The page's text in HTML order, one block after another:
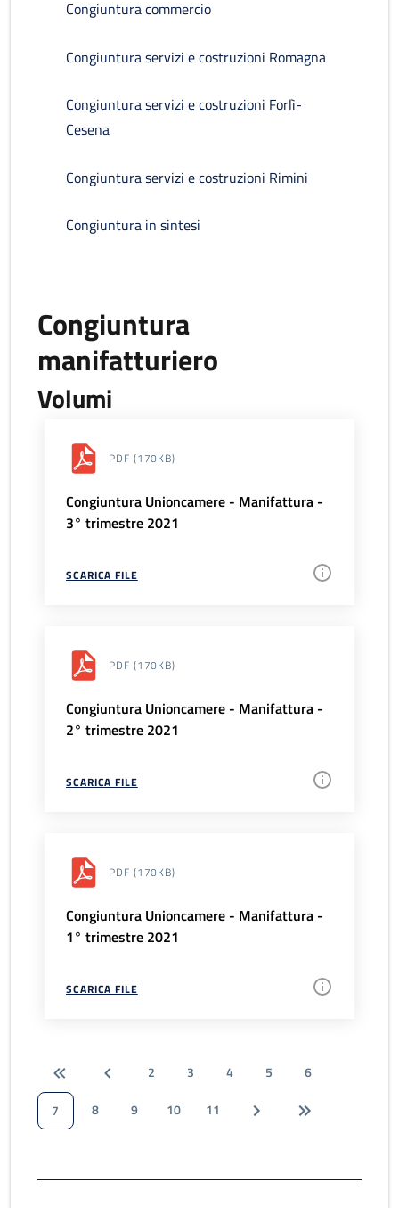
Congiuntura commercio
Congiuntura servizi e costruzioni Romagna
Congiuntura servizi e costruzioni Forlì-
Cesena
Congiuntura servizi e costruzioni Rimini
Congiuntura in sintesi
Congiuntura
manifatturiero
Volumi
PDF (170KB)
Congiuntura Unioncamere - Manifattura -
3° trimestre 2021
SCARICA FILE
PDF (170KB)
Congiuntura Unioncamere - Manifattura -
2° trimestre 2021
SCARICA FILE
PDF (170KB)
Congiuntura Unioncamere - Manifattura -
1° trimestre 2021
SCARICA FILE
2 3 4 5
6
7
8 9 10 11